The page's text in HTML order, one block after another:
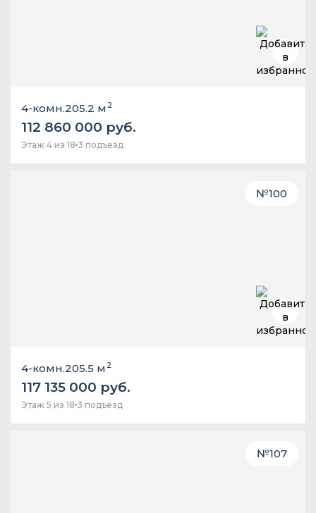
4-комн.205.2 м 2
112 860 000 руб.
Этаж 4 из 18 3 подъезд
№100
4-комн.205.5 м 2
117 135 000 руб.
Этаж 5 из 18 3 подъезд
№107